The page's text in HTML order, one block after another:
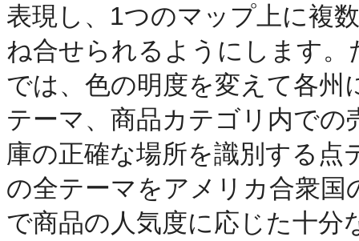
表現し、1つのマップ上に複
ね合せられるようにします
では、色の明度を変えて各
テーマ、商品カテゴリ内で
庫の正確な場所を識別する
の全テーマをアメリカ合衆
で商品の人気度に応じた十